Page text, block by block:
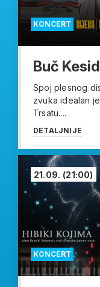
KONCERT
Buč
Spoj plesnog
zvuka idealan
Trsatu....
DETALJNIJE
KONCERT
21.09. (21:00)